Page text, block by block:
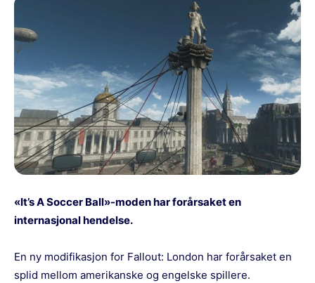
«It’s A Soccer Ball»-moden har forårsaket en
internasjonal hendelse.
En ny modifikasjon for Fallout: London har forårsaket en
splid mellom amerikanske og engelske spillere.